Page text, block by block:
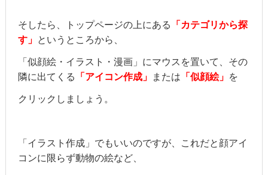
そしたら、トップページの上にある
「カテゴリから探
す」 というところから、
「似顔絵・イラスト・漫画」にマウスを置いて、その
隣に出てくる
「アイコン作成」 または 「似顔絵」 を
クリックしましょう。
「イラスト作成」でもいいのですが、これだと顔アイ
コンに限らず動物の絵など、